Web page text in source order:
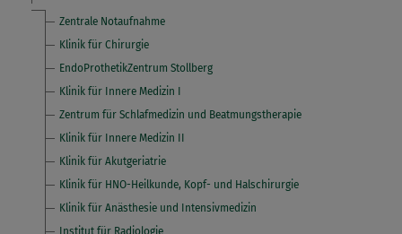
Zentrale Notaufnahme
Klinik für Chirurgie
EndoProthetikZentrum Stollberg
Klinik für Innere Medizin I
Zentrum für Schlafmedizin und Beatmungstherapie
Klinik für Innere Medizin II
Klinik für Akutgeriatrie
Klinik für HNO-Heilkunde, Kopf- und Halschirurgie
Klinik für Anästhesie und Intensivmedizin